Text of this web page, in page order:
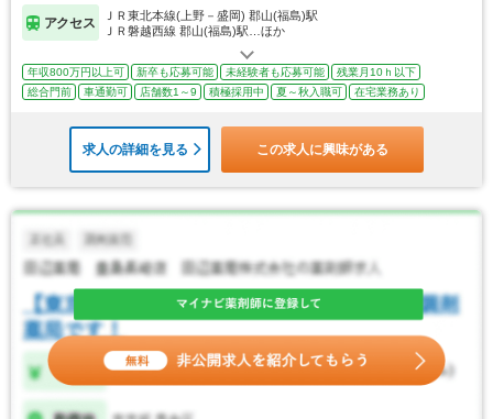
アクセス
ＪＲ東北本線(上野－盛岡) 郡山(福島)駅
ＪＲ磐越西線 郡山(福島)駅…ほか
年収800万円以上可 新卒も応募可能 未経験者も応募可能
残業月10ｈ以下
総合門前
車通勤可 店舗数1～9 積極採用中 夏～秋入職可 在宅業務あり
求人の詳細を見る この求人に興味がある